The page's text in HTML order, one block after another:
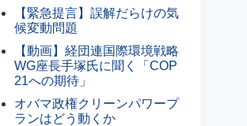
【緊急提言】誤解だらけの気
候変動問題
【動画】経団連国際環境戦略
WG座長手塚氏に聞く「COP
21への期待」
オバマ政権クリーンパワープ
ランはどう動くか